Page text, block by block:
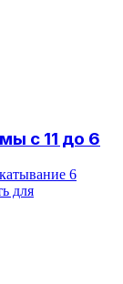
с 11 до 6
6
для